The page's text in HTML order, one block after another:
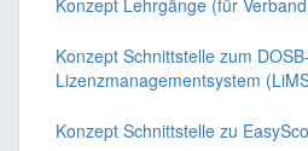
Konzept Lehrgänge (für
Konzept Schnittstelle zum DOSB-
Lizenzmanagementsystem
Konzept Schnittstelle zu